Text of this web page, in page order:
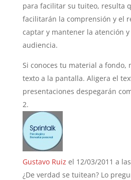
para facilitar su tuiteo, resulta
facilitarán la comprensión y el
captar y mantener la atención
audiencia.
Si conoces tu material a fondo,
texto a la pantalla. Aligera el
presentaciones despegarán
Gustavo Ruiz el 12/03/2011 a
¿De verdad se tuitean? Lo